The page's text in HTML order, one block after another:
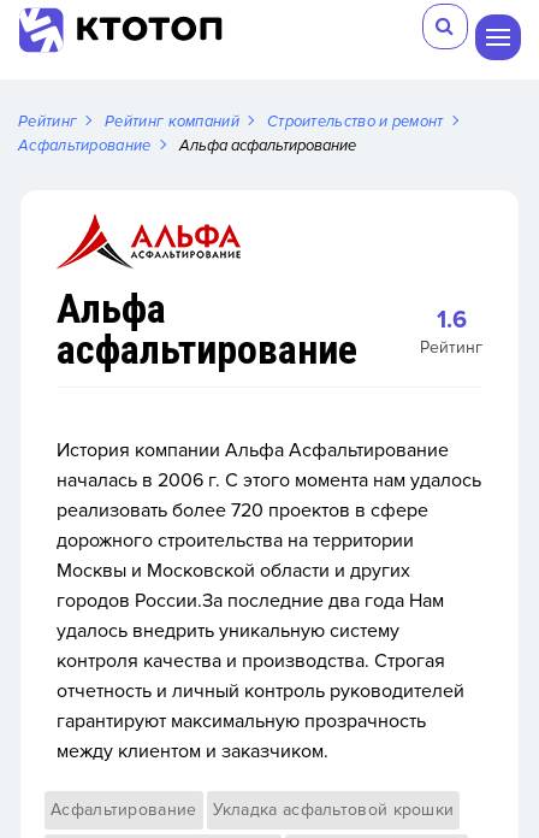
Рейтинг Рейтинг компаний
Строительство и ремонт
Асфальтирование
Альфа асфальтирование
Альфа
асфальтирование
1.6
Рейтинг
История компании Альфа Асфальтирование
началась в 2006 г. С этого момента нам удалось
реализовать более 720 проектов в сфере
дорожного строительства на территории
Москвы и Московской области и других
городов России.За последние два года Нам
удалось внедрить уникальную систему
контроля качества и производства. Строгая
отчетность и личный контроль руководителей
гарантируют максимальную прозрачность
между клиентом и заказчиком.
Асфальтирование Укладка асфальтовой крошки